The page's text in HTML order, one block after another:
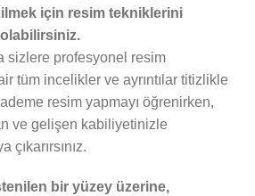
için resim tekniklerini
sizlere profesyonel resim
tüm incelikler ve ayrıntılar titizlikle
resim yapmayı öğrenirken,
ve gelişen kabiliyetinizle
çıkarırsınız.
bir yüzey üzerine,